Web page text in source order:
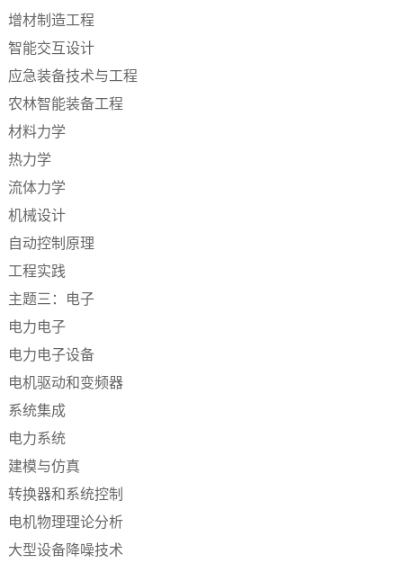
增材制造工程
智能交互设计
应急装备技术与工程
农林智能装备工程
材料力学
热力学
流体力学
机械设计
自动控制原理
工程实践
主题三：电子
电力电子
电力电子设备
电机驱动和变频器
系统集成
电力系统
建模与仿真
转换器和系统控制
电机物理理论分析
大型设备降噪技术